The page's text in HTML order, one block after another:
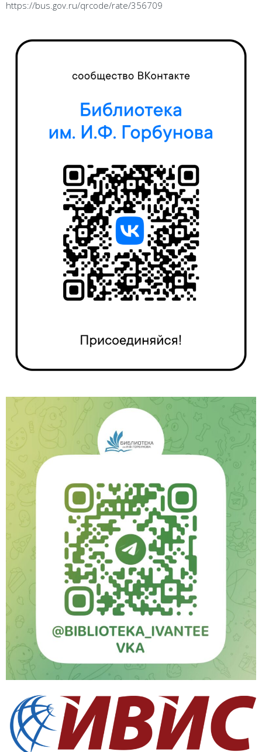
https://bus.gov.ru/qrcode/rate/356709